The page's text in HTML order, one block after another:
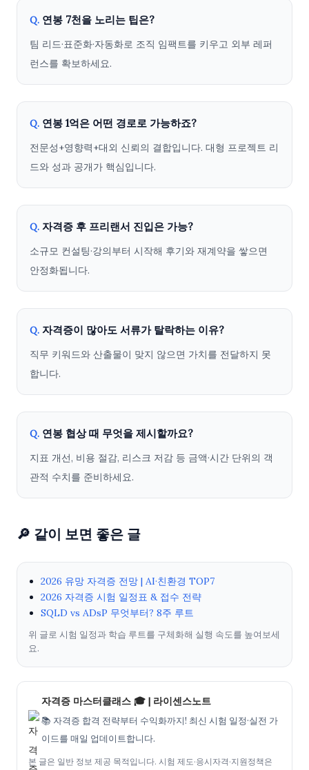
Q. 연봉 7천을 노리는 팁은?
팀 리드·표준화·자동화로 조직 임팩트를 키우고 외부 레퍼
런스를 확보하세요.
Q. 연봉 1억은 어떤 경로로 가능하죠?
전문성+영향력+대외 신뢰의 결합입니다. 대형 프로젝트 리
드와 성과 공개가 핵심입니다.
Q. 자격증 후 프리랜서 진입은 가능?
소규모 컨설팅·강의부터 시작해 후기와 재계약을 쌓으면
안정화됩니다.
Q. 자격증이 많아도 서류가 탈락하는 이유?
직무 키워드와 산출물이 맞지 않으면 가치를 전달하지 못
합니다.
Q. 연봉 협상 때 무엇을 제시할까요?
지표 개선, 비용 절감, 리스크 저감 등 금액·시간 단위의 객
관적 수치를 준비하세요.
🔎 같이 보면 좋은 글
2026 유망 자격증 전망 | AI·친환경 TOP7
2026 자격증 시험 일정표 & 접수 전략
SQLD vs ADsP 무엇부터? 8주 루트
위 글로 시험 일정과 학습 루트를 구체화해 실행 속도를 높여보세
요.
자격증 마스터클래스 🎓 | 라이센스노트
📚 자격증 합격 전략부터 수익화까지! 최신 시험 일정·실전 가
이드를 매일 업데이트합니다.
본 글은 일반 정보 제공 목적입니다. 시험 제도·응시자격·지원정책은